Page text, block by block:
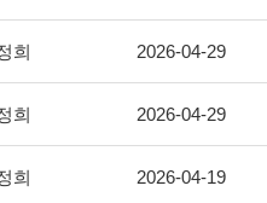
희 2026-04-29
희 2026-04-29
희 2026-04-19